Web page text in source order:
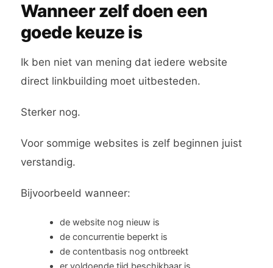
Wanneer zelf doen een
goede keuze is
Ik ben niet van mening dat iedere website
direct linkbuilding moet uitbesteden.
Sterker nog.
Voor sommige websites is zelf beginnen juist
verstandig.
Bijvoorbeeld wanneer:
de website nog nieuw is
de concurrentie beperkt is
de contentbasis nog ontbreekt